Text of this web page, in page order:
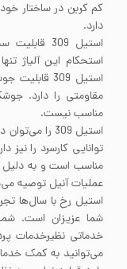
کم کربن در ساختار
دارد.
استیل 309
استحکام این آلیاژ
استیل 309
مقاومتی را دارد.
مناسب نیست.
مناسب است و به دلیل
عملیات آنیل توصیه
استیل رخ با سال‌ها
شما عزیزان است.
خدماتی نظیرخدمات
می‌توانید به کمک